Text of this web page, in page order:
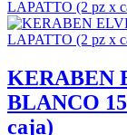
KERABEN
BLANCO
caja)